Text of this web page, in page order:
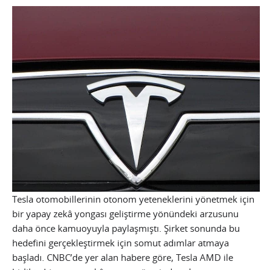
Tesla otomobillerinin otonom yeteneklerini yönetmek için
bir yapay zekâ yongası geliştirme yönündeki arzusunu
daha önce kamuoyuyla paylaşmıştı. Şirket sonunda bu
hedefini gerçekleştirmek için somut adımlar atmaya
başladı. CNBC’de yer alan habere göre, Tesla AMD ile